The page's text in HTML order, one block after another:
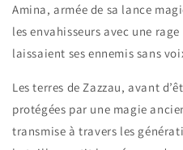
Amina, armée de sa lance
les envahisseurs avec une
laissaient ses ennemis sans
Les terres de Zazzau, avant
protégées par une magie
transmise à travers les